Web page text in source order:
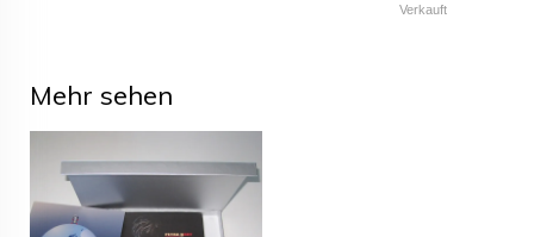
Verkauft
Mehr sehen